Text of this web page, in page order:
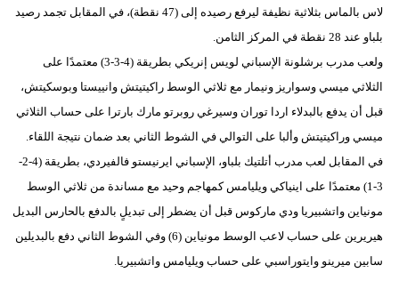
لاس بالماس بثلاثية نظيفة ليرفع رصيده إلى (47 نقطة)، في المقابل تجمد رصيد
بلباو عند 28 نقطة في المركز الثامن.
ولعب مدرب برشلونة الإسباني لويس إنريكي بطريقة (4-3-3) معتمدًا على
الثلاثي ميسي وسواريز ونيمار مع ثلاثي الوسط راكيتيتش وانييستا وبوسكيتش،
قبل أن يدفع بالبدلاء اردا توران وسيرغي روبرتو مارك بارترا على حساب الثلاثي
ميسي وراكيتيتش وألبا على التوالي في الشوط الثاني بعد ضمان نتيجة اللقاء.
في المقابل لعب مدرب أتلتيك بلباو، الإسباني ايرنيستو فالفيردي، بطريقة (4-2-
3-1) معتمدًا على اينياكي ويليامس كمهاجم وحيد مع مساندة من ثلاثي الوسط
مونياين واتشبيريا ودي ماركوس قبل أن يضطر إلى تبديلٍ بالدفع بالحارس البديل
هيريرين على حساب لاعب الوسط مونياين (6) وفي الشوط الثاني دفع بالبديلين
سابين ميرينو وايتوراسبي على حساب ويليامس واتشبيريا.